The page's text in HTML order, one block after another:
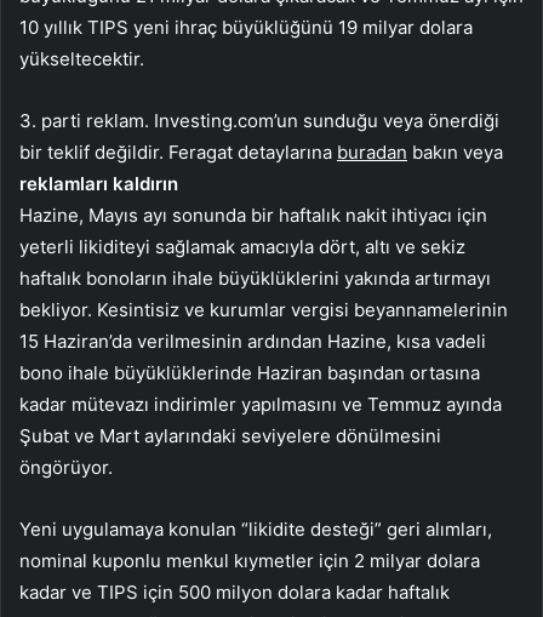
10 yıllık TIPS yeni ihraç büyüklüğünü 19 milyar dolara
yükseltecektir.
3. parti reklam. Investing.com’un sunduğu veya önerdiği
bir teklif değildir. Feragat detaylarına buradan bakın veya
reklamları kaldırın
Hazine, Mayıs ayı sonunda bir haftalık nakit ihtiyacı için
yeterli likiditeyi sağlamak amacıyla dört, altı ve sekiz
haftalık bonoların ihale büyüklüklerini yakında artırmayı
bekliyor. Kesintisiz ve kurumlar vergisi beyannamelerinin
15 Haziran’da verilmesinin ardından Hazine, kısa vadeli
bono ihale büyüklüklerinde Haziran başından ortasına
kadar mütevazı indirimler yapılmasını ve Temmuz ayında
Şubat ve Mart aylarındaki seviyelere dönülmesini
öngörüyor.
Yeni uygulamaya konulan “likidite desteği” geri alımları,
nominal kuponlu menkul kıymetler için 2 milyar dolara
kadar ve TIPS için 500 milyon dolara kadar haftalık